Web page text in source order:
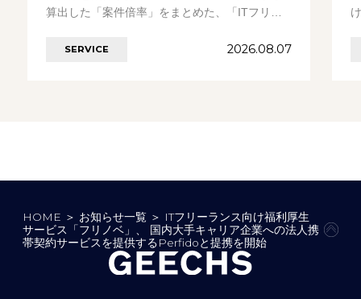
算出した「案件倍率」をまとめた、「ITフリー
今………の続きを見る
SERVICE 2026.08.07
HOME ＞ お知らせ一覧＞ ITフリーランス向け福利厚生
サービス「フリノベ」、 国内大手キャリア企業への法人携
帯契約サービスを提供するPerfidoと提携を開始